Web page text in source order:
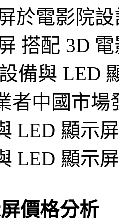
於電影院
搭配 3D
備與 LED
者中國市場
LED 顯示
LED 顯示
價格分析